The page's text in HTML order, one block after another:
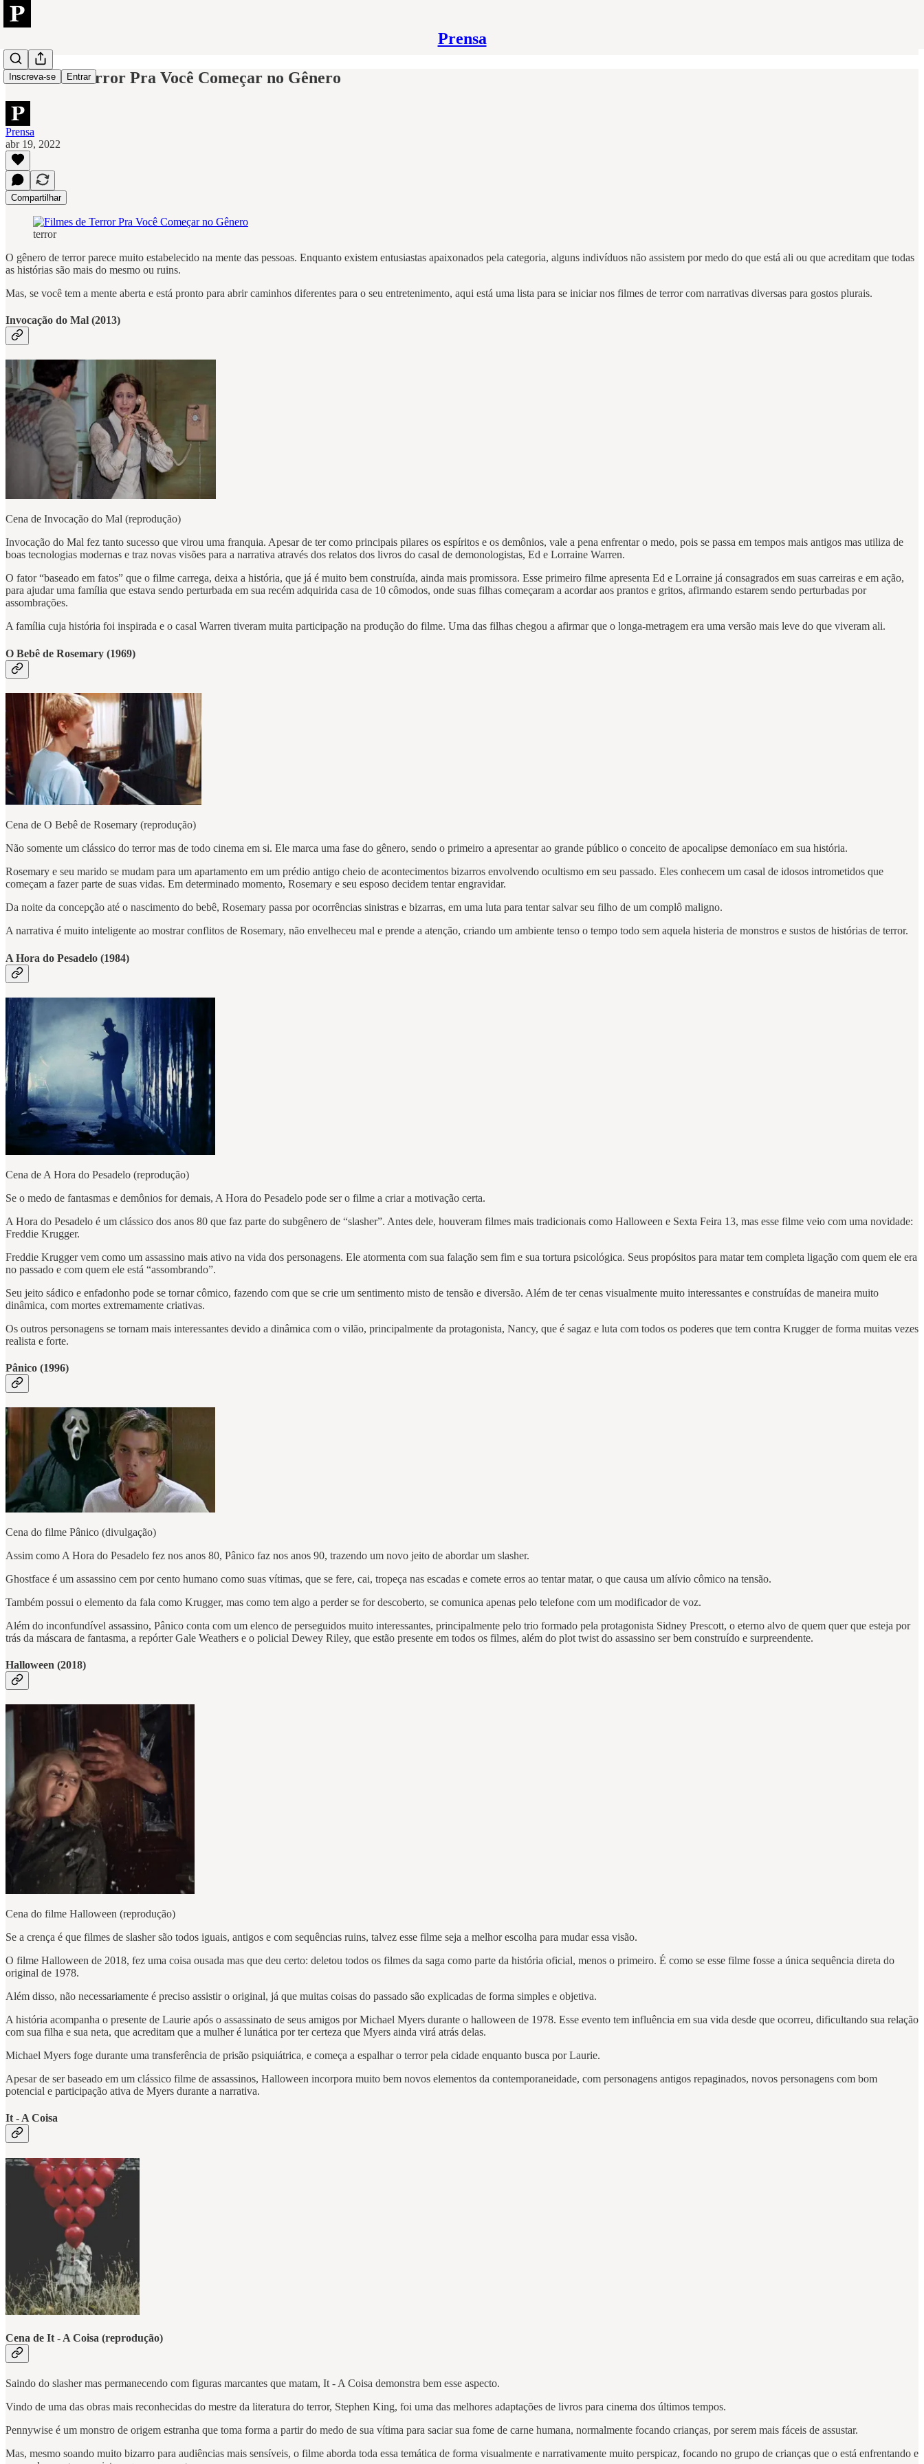
Prensa
Inscreva-se Entrar
Filmes de Terror Pra Você Começar no Gênero
Prensa
abr 19, 2022
Compartilhar
terror
O gênero de terror parece muito estabelecido na mente das pessoas. Enquanto existem entusiastas apaixonados pela categoria, alguns indivíduos não assistem por medo do que está ali ou que acreditam que todas
as histórias são mais do mesmo ou ruins.
Mas, se você tem a mente aberta e está pronto para abrir caminhos diferentes para o seu entretenimento, aqui está uma lista para se iniciar nos filmes de terror com narrativas diversas para gostos plurais.
Invocação do Mal (2013)
Cena de Invocação do Mal (reprodução)
Invocação do Mal fez tanto sucesso que virou uma franquia. Apesar de ter como principais pilares os espíritos e os demônios, vale a pena enfrentar o medo, pois se passa em tempos mais antigos mas utiliza de
boas tecnologias modernas e traz novas visões para a narrativa através dos relatos dos livros do casal de demonologistas, Ed e Lorraine Warren.
O fator “baseado em fatos” que o filme carrega, deixa a história, que já é muito bem construída, ainda mais promissora. Esse primeiro filme apresenta Ed e Lorraine já consagrados em suas carreiras e em ação,
para ajudar uma família que estava sendo perturbada em sua recém adquirida casa de 10 cômodos, onde suas filhas começaram a acordar aos prantos e gritos, afirmando estarem sendo perturbadas por
assombrações.
A família cuja história foi inspirada e o casal Warren tiveram muita participação na produção do filme. Uma das filhas chegou a afirmar que o longa-metragem era uma versão mais leve do que viveram ali.
O Bebê de Rosemary (1969)
Cena de O Bebê de Rosemary (reprodução)
Não somente um clássico do terror mas de todo cinema em si. Ele marca uma fase do gênero, sendo o primeiro a apresentar ao grande público o conceito de apocalipse demoníaco em sua história.
Rosemary e seu marido se mudam para um apartamento em um prédio antigo cheio de acontecimentos bizarros envolvendo ocultismo em seu passado. Eles conhecem um casal de idosos intrometidos que
começam a fazer parte de suas vidas. Em determinado momento, Rosemary e seu esposo decidem tentar engravidar.
Da noite da concepção até o nascimento do bebê, Rosemary passa por ocorrências sinistras e bizarras, em uma luta para tentar salvar seu filho de um complô maligno.
A narrativa é muito inteligente ao mostrar conflitos de Rosemary, não envelheceu mal e prende a atenção, criando um ambiente tenso o tempo todo sem aquela histeria de monstros e sustos de histórias de terror.
A Hora do Pesadelo (1984)
Cena de A Hora do Pesadelo (reprodução)
Se o medo de fantasmas e demônios for demais, A Hora do Pesadelo pode ser o filme a criar a motivação certa.
A Hora do Pesadelo é um clássico dos anos 80 que faz parte do subgênero de “slasher”. Antes dele, houveram filmes mais tradicionais como Halloween e Sexta Feira 13, mas esse filme veio com uma novidade:
Freddie Krugger.
Freddie Krugger vem como um assassino mais ativo na vida dos personagens. Ele atormenta com sua falação sem fim e sua tortura psicológica. Seus propósitos para matar tem completa ligação com quem ele era
no passado e com quem ele está “assombrando”.
Seu jeito sádico e enfadonho pode se tornar cômico, fazendo com que se crie um sentimento misto de tensão e diversão. Além de ter cenas visualmente muito interessantes e construídas de maneira muito
dinâmica, com mortes extremamente criativas.
Os outros personagens se tornam mais interessantes devido a dinâmica com o vilão, principalmente da protagonista, Nancy, que é sagaz e luta com todos os poderes que tem contra Krugger de forma muitas vezes
realista e forte.
Pânico (1996)
Cena do filme Pânico (divulgação)
Assim como A Hora do Pesadelo fez nos anos 80, Pânico faz nos anos 90, trazendo um novo jeito de abordar um slasher.
Ghostface é um assassino cem por cento humano como suas vítimas, que se fere, cai, tropeça nas escadas e comete erros ao tentar matar, o que causa um alívio cômico na tensão.
Também possui o elemento da fala como Krugger, mas como tem algo a perder se for descoberto, se comunica apenas pelo telefone com um modificador de voz.
Além do inconfundível assassino, Pânico conta com um elenco de perseguidos muito interessantes, principalmente pelo trio formado pela protagonista Sidney Prescott, o eterno alvo de quem quer que esteja por
trás da máscara de fantasma, a repórter Gale Weathers e o policial Dewey Riley, que estão presente em todos os filmes, além do plot twist do assassino ser bem construído e surpreendente.
Halloween (2018)
Cena do filme Halloween (reprodução)
Se a crença é que filmes de slasher são todos iguais, antigos e com sequências ruins, talvez esse filme seja a melhor escolha para mudar essa visão.
O filme Halloween de 2018, fez uma coisa ousada mas que deu certo: deletou todos os filmes da saga como parte da história oficial, menos o primeiro. É como se esse filme fosse a única sequência direta do
original de 1978.
Além disso, não necessariamente é preciso assistir o original, já que muitas coisas do passado são explicadas de forma simples e objetiva.
A história acompanha o presente de Laurie após o assassinato de seus amigos por Michael Myers durante o halloween de 1978. Esse evento tem influência em sua vida desde que ocorreu, dificultando sua relação
com sua filha e sua neta, que acreditam que a mulher é lunática por ter certeza que Myers ainda virá atrás delas.
Michael Myers foge durante uma transferência de prisão psiquiátrica, e começa a espalhar o terror pela cidade enquanto busca por Laurie.
Apesar de ser baseado em um clássico filme de assassinos, Halloween incorpora muito bem novos elementos da contemporaneidade, com personagens antigos repaginados, novos personagens com bom
potencial e participação ativa de Myers durante a narrativa.
It - A Coisa
Cena de It - A Coisa (reprodução)
Saindo do slasher mas permanecendo com figuras marcantes que matam, It - A Coisa demonstra bem esse aspecto.
Vindo de uma das obras mais reconhecidas do mestre da literatura do terror, Stephen King, foi uma das melhores adaptações de livros para cinema dos últimos tempos.
Pennywise é um monstro de origem estranha que toma forma a partir do medo de sua vítima para saciar sua fome de carne humana, normalmente focando crianças, por serem mais fáceis de assustar.
Mas, mesmo soando muito bizarro para audiências mais sensíveis, o filme aborda toda essa temática de forma visualmente e narrativamente muito perspicaz, focando no grupo de crianças que o está enfrentando e